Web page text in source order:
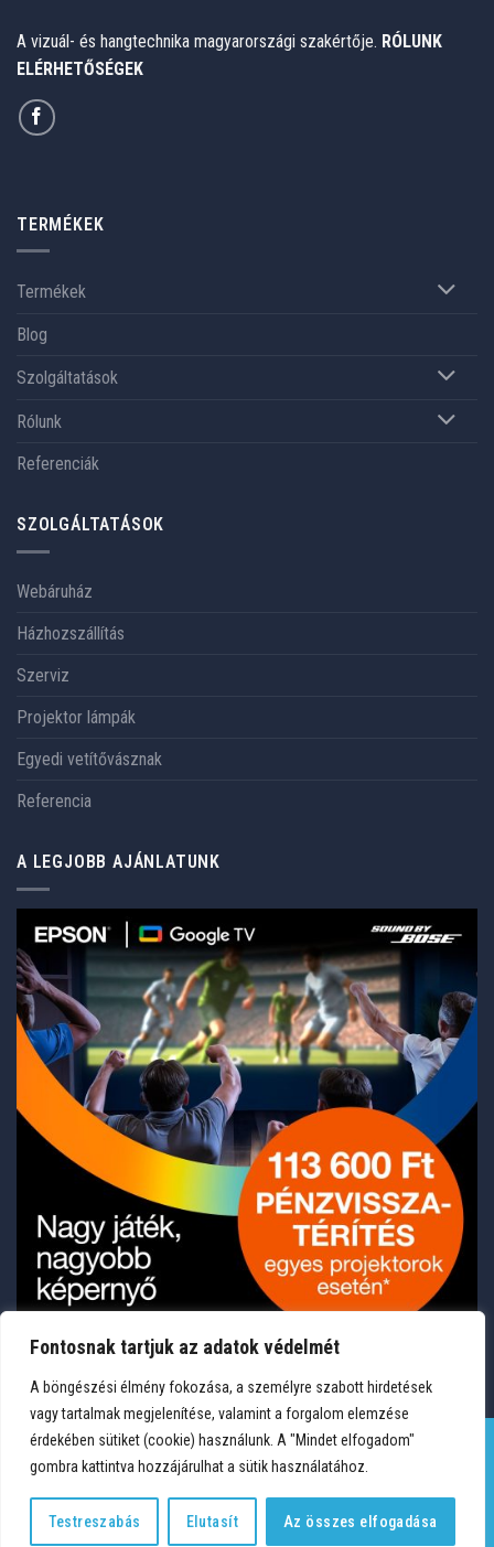
Fontosnak tartjuk az adatok védelmét
A böngészési élmény fokozása, a személyre szabott hirdetések
vagy tartalmak megjelenítése, valamint a forgalom elemzése
érdekében sütiket (cookie) használunk. A "Mindet elfogadom"
gombra kattintva hozzájárulhat a sütik használatához.
Testreszabás Elutasít Az összes elfogadása
A vizuál- és hangtechnika magyarországi szakértője. RÓLUNK
ELÉRHETŐSÉGEK
TERMÉKEK
Termékek
Blog
Szolgáltatások
Rólunk
Referenciák
SZOLGÁLTATÁSOK
Webáruház
Házhozszállítás
Szerviz
Projektor lámpák
Egyedi vetítővásznak
Referencia
A LEGJOBB AJÁNLATUNK
Copyright 2026 © Medium Hungary Kft. Minden jog fenntartva.